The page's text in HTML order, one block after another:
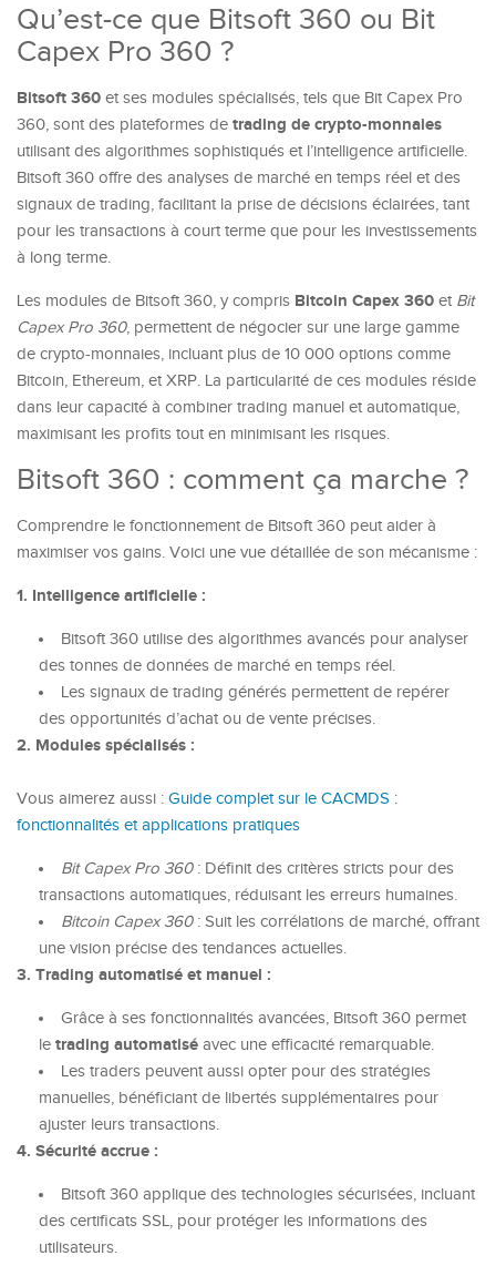
Qu’est-ce que Bitsoft 360 ou Bit
Capex Pro 360 ?
Bitsoft 360 et ses modules spécialisés, tels que Bit Capex Pro
360, sont des plateformes de trading de crypto-monnaies
utilisant des algorithmes sophistiqués et l’intelligence artificielle.
Bitsoft 360 offre des analyses de marché en temps réel et des
signaux de trading, facilitant la prise de décisions éclairées, tant
pour les transactions à court terme que pour les investissements
à long terme.
Les modules de Bitsoft 360, y compris Bitcoin Capex 360 et Bit
Capex Pro 360, permettent de négocier sur une large gamme
de crypto-monnaies, incluant plus de 10 000 options comme
Bitcoin, Ethereum, et XRP. La particularité de ces modules réside
dans leur capacité à combiner trading manuel et automatique,
maximisant les profits tout en minimisant les risques.
Bitsoft 360 : comment ça marche ?
Comprendre le fonctionnement de Bitsoft 360 peut aider à
maximiser vos gains. Voici une vue détaillée de son mécanisme :
1. Intelligence artificielle :
Bitsoft 360 utilise des algorithmes avancés pour analyser
des tonnes de données de marché en temps réel.
Les signaux de trading générés permettent de repérer
des opportunités d’achat ou de vente précises.
2. Modules spécialisés :
Vous aimerez aussi : Guide complet sur le CACMDS :
fonctionnalités et applications pratiques
Bit Capex Pro 360: Définit des critères stricts pour des
transactions automatiques, réduisant les erreurs humaines.
Bitcoin Capex 360: Suit les corrélations de marché, offrant
une vision précise des tendances actuelles.
3. Trading automatisé et manuel :
Grâce à ses fonctionnalités avancées, Bitsoft 360 permet
le trading automatisé avec une efficacité remarquable.
Les traders peuvent aussi opter pour des stratégies
manuelles, bénéficiant de libertés supplémentaires pour
ajuster leurs transactions.
4. Sécurité accrue :
Bitsoft 360 applique des technologies sécurisées, incluant
des certificats SSL, pour protéger les informations des
utilisateurs.